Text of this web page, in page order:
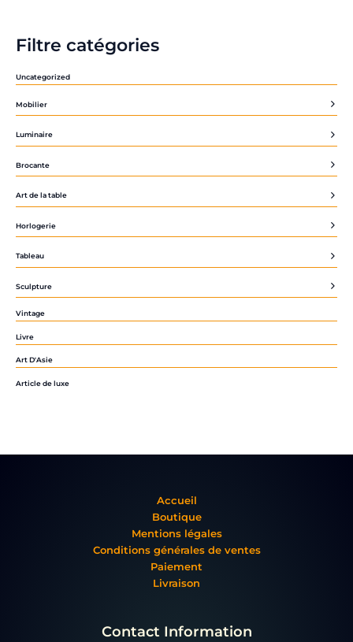
Filtre catégories
Uncategorized
Mobilier
Luminaire
Brocante
Art de la table
Horlogerie
Tableau
Sculpture
Vintage
Livre
Art D'Asie
Article de luxe
Accueil
Boutique
Mentions légales
Conditions générales de ventes
Paiement
Livraison
Contact Information